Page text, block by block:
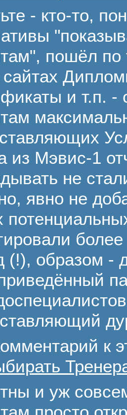
- кто-то,
пошёл
сайтах
и т.п. -
из Мэвис-1
не
явно не
(!), образом -
к
и уж